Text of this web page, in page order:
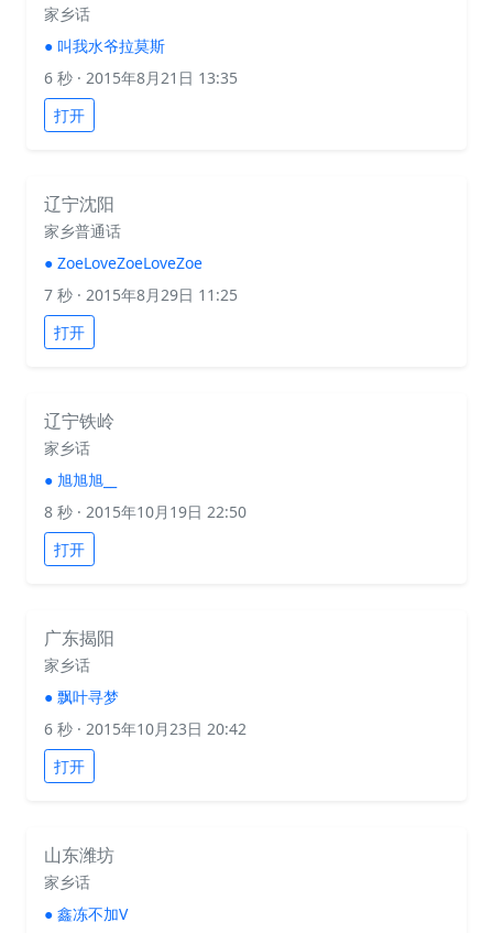
家乡话
● 叫我水爷拉莫斯
6 秒 · 2015年8月21日 13:35
打开
辽宁沈阳
家乡普通话
● ZoeLoveZoeLoveZoe
7 秒 · 2015年8月29日 11:25
打开
辽宁铁岭
家乡话
● 旭旭旭__
8 秒 · 2015年10月19日 22:50
打开
广东揭阳
家乡话
● 飘叶寻梦
6 秒 · 2015年10月23日 20:42
打开
山东潍坊
家乡话
● 鑫冻不加V